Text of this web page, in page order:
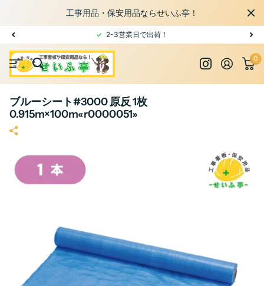
工事用品・保安用品ならせいふ亭！
2-3営業日で出荷！
0
ブルーシート#3000 原反 1枚
0.915m×100m«r0000051»